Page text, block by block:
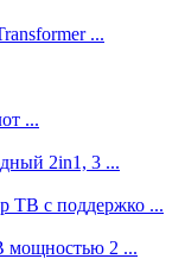
...
...
2in1, 3 ...
ТВ с поддержко ...
мощностью 2 ...